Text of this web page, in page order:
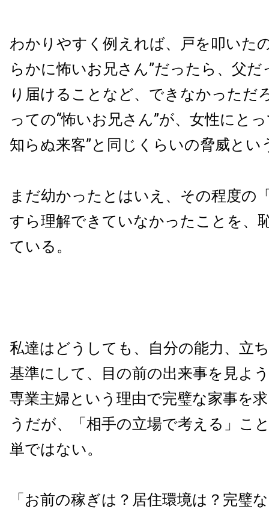
わかりやすく例えれば、戸を叩いた
らかに怖いお兄さん”だったら、父
り届けることなど、できなかっただ
っての“怖いお兄さん”が、女性にと
知らぬ来客”と同じくらいの脅威とい
まだ幼かったとはいえ、その程度の
すら理解できていなかったことを、
ている。
私達はどうしても、自分の能力、立
基準にして、目の前の出来事を見よ
専業主婦という理由で完璧な家事を
うだが、「相手の立場で考える」こ
単ではない。
「お前の稼ぎは？居住環境は？完璧